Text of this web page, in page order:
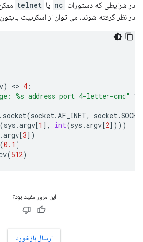
در شرایطی که دستورات nc یا telnet
در نظر گرفته شوند، می توان از اسکریپت
) <> 4 :
%s address port 4-letter-cmd" %
. socket(socket.AF_INET, socket.
sys .argv[1 ], int(sys .argv[2])))
.argv[3])
(0.1 )
(512)
این مرور مفید بود؟
ارسال بازخورد